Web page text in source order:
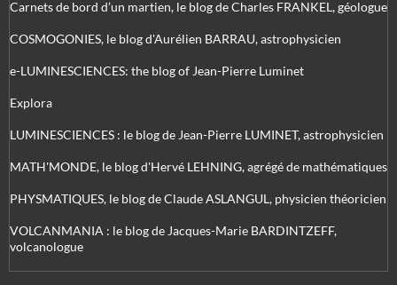
Carnets de bord d’un martien, le blog de Charles FRANKEL, géologue
COSMOGONIES, le blog d'Aurélien BARRAU, astrophysicien
e-LUMINESCIENCES: the blog of Jean-Pierre Luminet
Explora
LUMINESCIENCES : le blog de Jean-Pierre LUMINET, astrophysicien
MATH'MONDE, le blog d'Hervé LEHNING, agrégé de mathématiques
PHYSMATIQUES, le blog de Claude ASLANGUL, physicien théoricien
VOLCANMANIA : le blog de Jacques-Marie BARDINTZEFF,
volcanologue